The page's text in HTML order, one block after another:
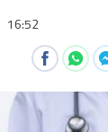
16:52